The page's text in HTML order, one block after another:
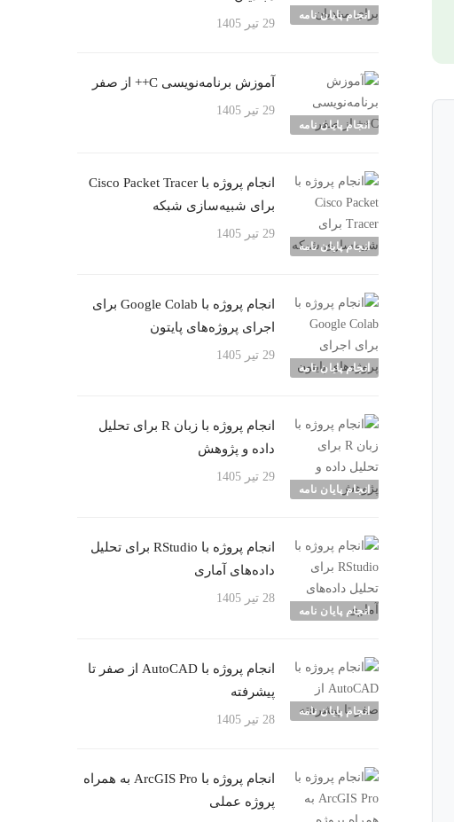
انجام پایان نامه
29 تیر 1405
انجام پایان نامه
آموزش برنامه‌نویسی C++ از صفر
29 تیر 1405
انجام پایان نامه
انجام پروژه با Cisco Packet Tracer
برای شبیه‌سازی شبکه
29 تیر 1405
انجام پایان نامه
انجام پروژه با Google Colab برای
اجرای پروژه‌های پایتون
29 تیر 1405
انجام پایان نامه
انجام پروژه با زبان R برای تحلیل
داده و پژوهش
29 تیر 1405
انجام پایان نامه
انجام پروژه با RStudio برای تحلیل
داده‌های آماری
28 تیر 1405
انجام پایان نامه
انجام پروژه با AutoCAD از صفر تا
پیشرفته
28 تیر 1405
انجام پروژه با ArcGIS Pro به همراه
پروژه عملی